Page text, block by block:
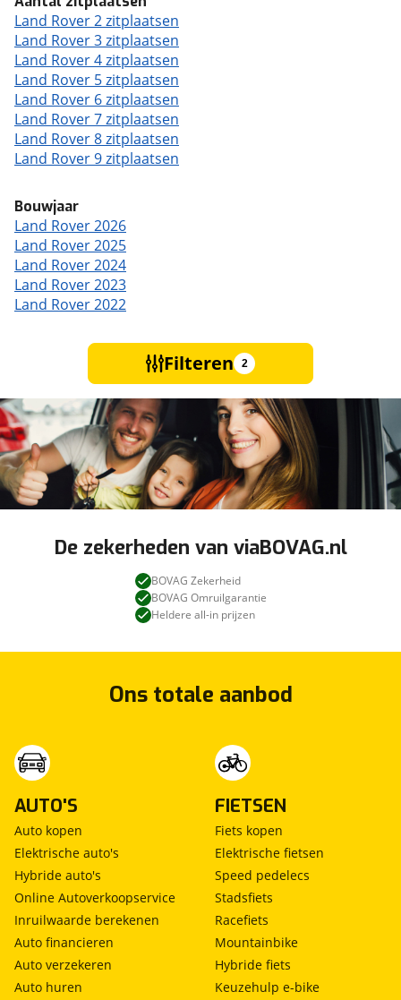
Land Rover 2 zitplaatsen
Land Rover 3 zitplaatsen
Land Rover 4 zitplaatsen
Land Rover 5 zitplaatsen
Land Rover 6 zitplaatsen
Land Rover 7 zitplaatsen
Land Rover 8 zitplaatsen
Land Rover 9 zitplaatsen
Bouwjaar
Land Rover 2026
Land Rover 2025
Land Rover 2024
Land Rover 2023
Land Rover 2022
Filteren 2
De zekerheden van viaBOVAG.nl
BOVAG Zekerheid
BOVAG Omruilgarantie
Heldere all-in prijzen
Ons totale aanbod
AUTO'S
Auto kopen
Elektrische auto's
Hybride auto's
Online Autoverkoopservice
Inruilwaarde berekenen
Auto financieren
Auto verzekeren
Auto huren
FIETSEN
Fiets kopen
Elektrische fietsen
Speed pedelecs
Stadsfiets
Racefiets
Mountainbike
Hybride fiets
Keuzehulp e-bike